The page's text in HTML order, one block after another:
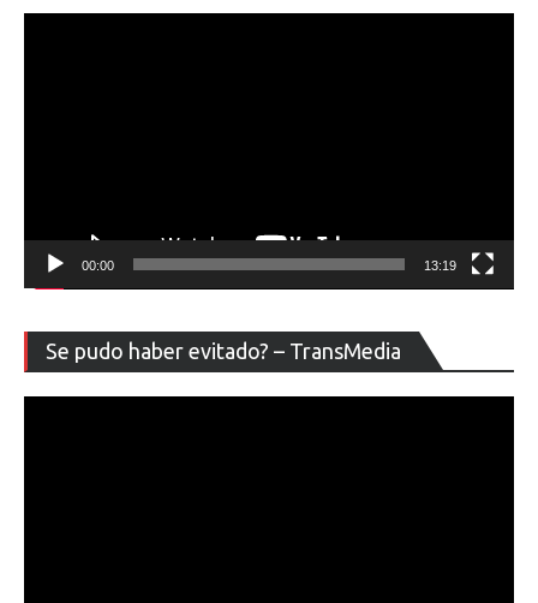
00:00 13:19
Se pudo haber evitado? – TransMedia
de